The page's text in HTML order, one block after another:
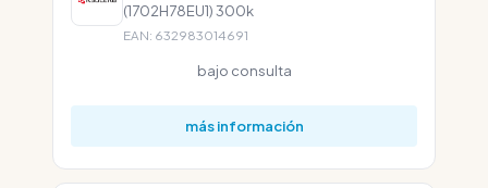
(1702H78EU1) 300k
EAN: 632983014691
bajo consulta
más información